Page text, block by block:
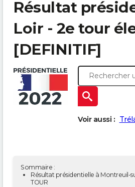
Résultat
Loir - 2e tour
[DEFINITIF]
Voir aussi :
Sommaire :
Résultat présidentielle à Montreuil-
TOUR